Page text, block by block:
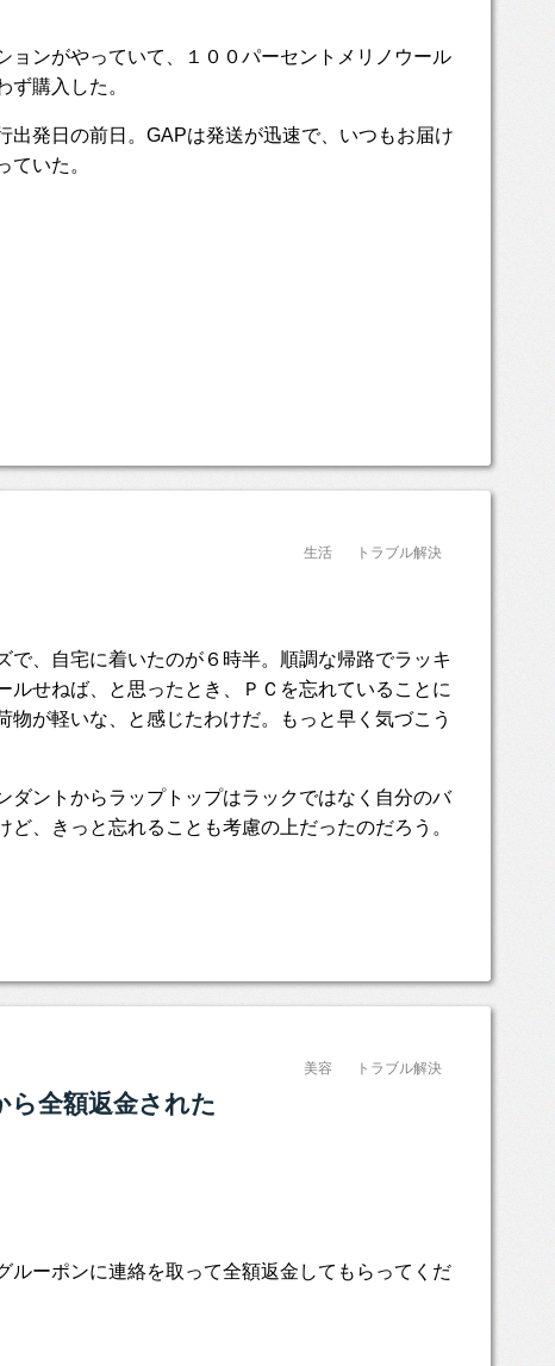
ンがやっていて、１００パーセントメリノウール
購入した。
出発日の前日。GAPは発送が迅速で、いつもお届け
いた。
トラブル解決
生活
、自宅に着いたのが６時半。順調な帰路でラッキ
せねば、と思ったとき、ＰＣを忘れていることに
が軽いな、と感じたわけだ。もっと早く気づこう
ントからラップトップはラックではなく自分のバ
、きっと忘れることも考慮の上だったのだろう。
トラブル解決
美容
全額返金された
ーポンに連絡を取って全額返金してもらってくだ